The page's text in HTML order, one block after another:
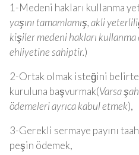
1-Medeni hakları kullanma
yaşını tamamlamış, akli
kişiler medeni hakları
ehliyetine sahiptir.)
2-Ortak olmak isteğini
kuruluna başvurmak(Varsa
ödemeleri ayrıca kabul etmek),
3-Gerekli sermaye payını
peşin ödemek,